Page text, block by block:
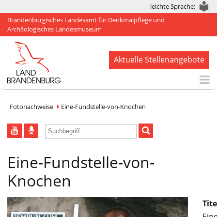
leichte Sprache:
Brandenburgisches Landesamt für Denkmalpflege und
Archäologisches Landesmuseum
Aktuelle Stellenangebote
BLDAM
Arbeitsbereiche
Denkmale
Publikationen
Fotonachweise Eine-Fundstelle-von-Knochen
Eine-Fundstelle-von-
Knochen